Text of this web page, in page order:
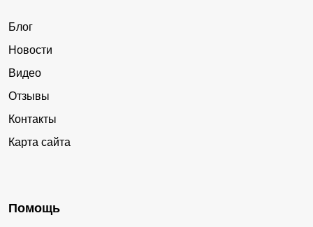
Блог
Новости
Видео
Отзывы
Контакты
Карта сайта
Помощь